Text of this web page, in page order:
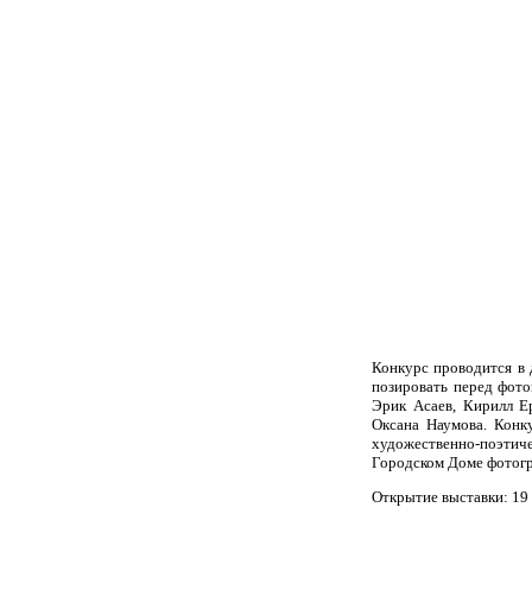
Конкурс проводится
позировать перед
Эрик Асаев, Кирилл
Оксана Наумова.
художественно-
Городском Доме
Открытие выставки: